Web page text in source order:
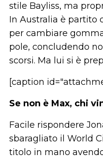
stile Bayliss, ma
In Australia è partito
per cambiare
pole, concludendo
scorsi. Ma lui si è
[caption
Se non è Max, chi
Facile rispondere
sbaragliato il World
titolo in mano